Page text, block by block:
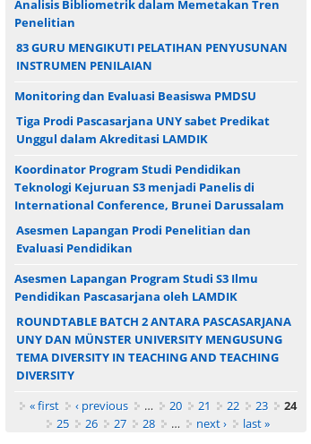
Analisis Bibliometrik dalam Memetakan Tren
Penelitian
83 GURU MENGIKUTI PELATIHAN PENYUSUNAN
INSTRUMEN PENILAIAN
Monitoring dan Evaluasi Beasiswa PMDSU
Tiga Prodi Pascasarjana UNY sabet Predikat
Unggul dalam Akreditasi LAMDIK
Koordinator Program Studi Pendidikan
Teknologi Kejuruan S3 menjadi Panelis di
International Conference, Brunei Darussalam
Asesmen Lapangan Prodi Penelitian dan
Evaluasi Pendidikan
Asesmen Lapangan Program Studi S3 Ilmu
Pendidikan Pascasarjana oleh LAMDIK
ROUNDTABLE BATCH 2 ANTARA PASCASARJANA
UNY DAN MÜNSTER UNIVERSITY MENGUSUNG
TEMA DIVERSITY IN TEACHING AND TEACHING
DIVERSITY
Pages
« first ‹ previous … 20 21 22 23
24
25
26 27 28 … next › last »